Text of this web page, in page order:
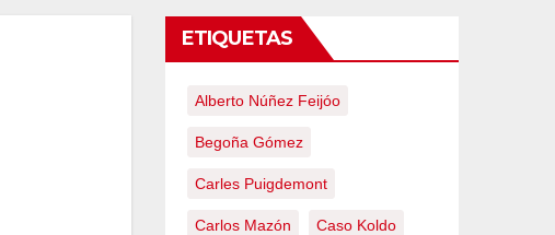
ETIQUETAS
Alberto Núñez Feijóo
Begoña Gómez
Carles Puigdemont
Carlos Mazón Caso Koldo